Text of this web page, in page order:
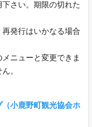
さい。期限の切れた
発行はいかなる場合
ニューと変更できま
。
小鹿野町観光協会ホ